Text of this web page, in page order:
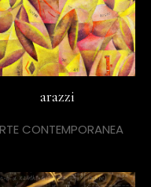
arazzi
CONTEMPORANEA